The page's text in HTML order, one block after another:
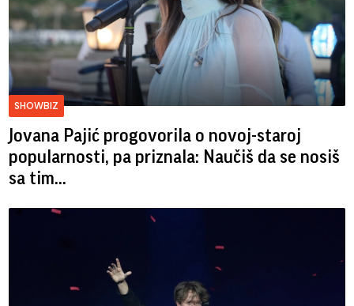
SHOWBIZ
Jovana Pajić progovorila o novoj-staroj
popularnosti, pa priznala: Naučiš da se nosiš
sa tim...